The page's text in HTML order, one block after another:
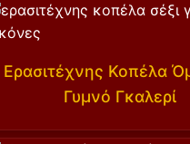
Ερασιτέχνης Κοπέλα
Γυμνό Γκαλερί